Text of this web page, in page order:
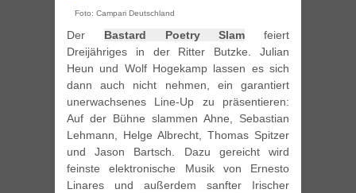
Foto: Campari Deutschland
Der Bastard Poetry Slam feiert
Dreijähriges in der Ritter Butzke. Julian
Heun und Wolf Hogekamp lassen es sich
dann auch nicht nehmen, ein garantiert
unerwachsenes Line-Up zu präsentieren:
Auf der Bühne slammen Ahne, Sebastian
Lehmann, Helge Albrecht, Thomas Spitzer
und Jason Bartsch. Dazu gereicht wird
feinste elektronische Musik von Ernesto
Linares und außerdem sanfter Irischer